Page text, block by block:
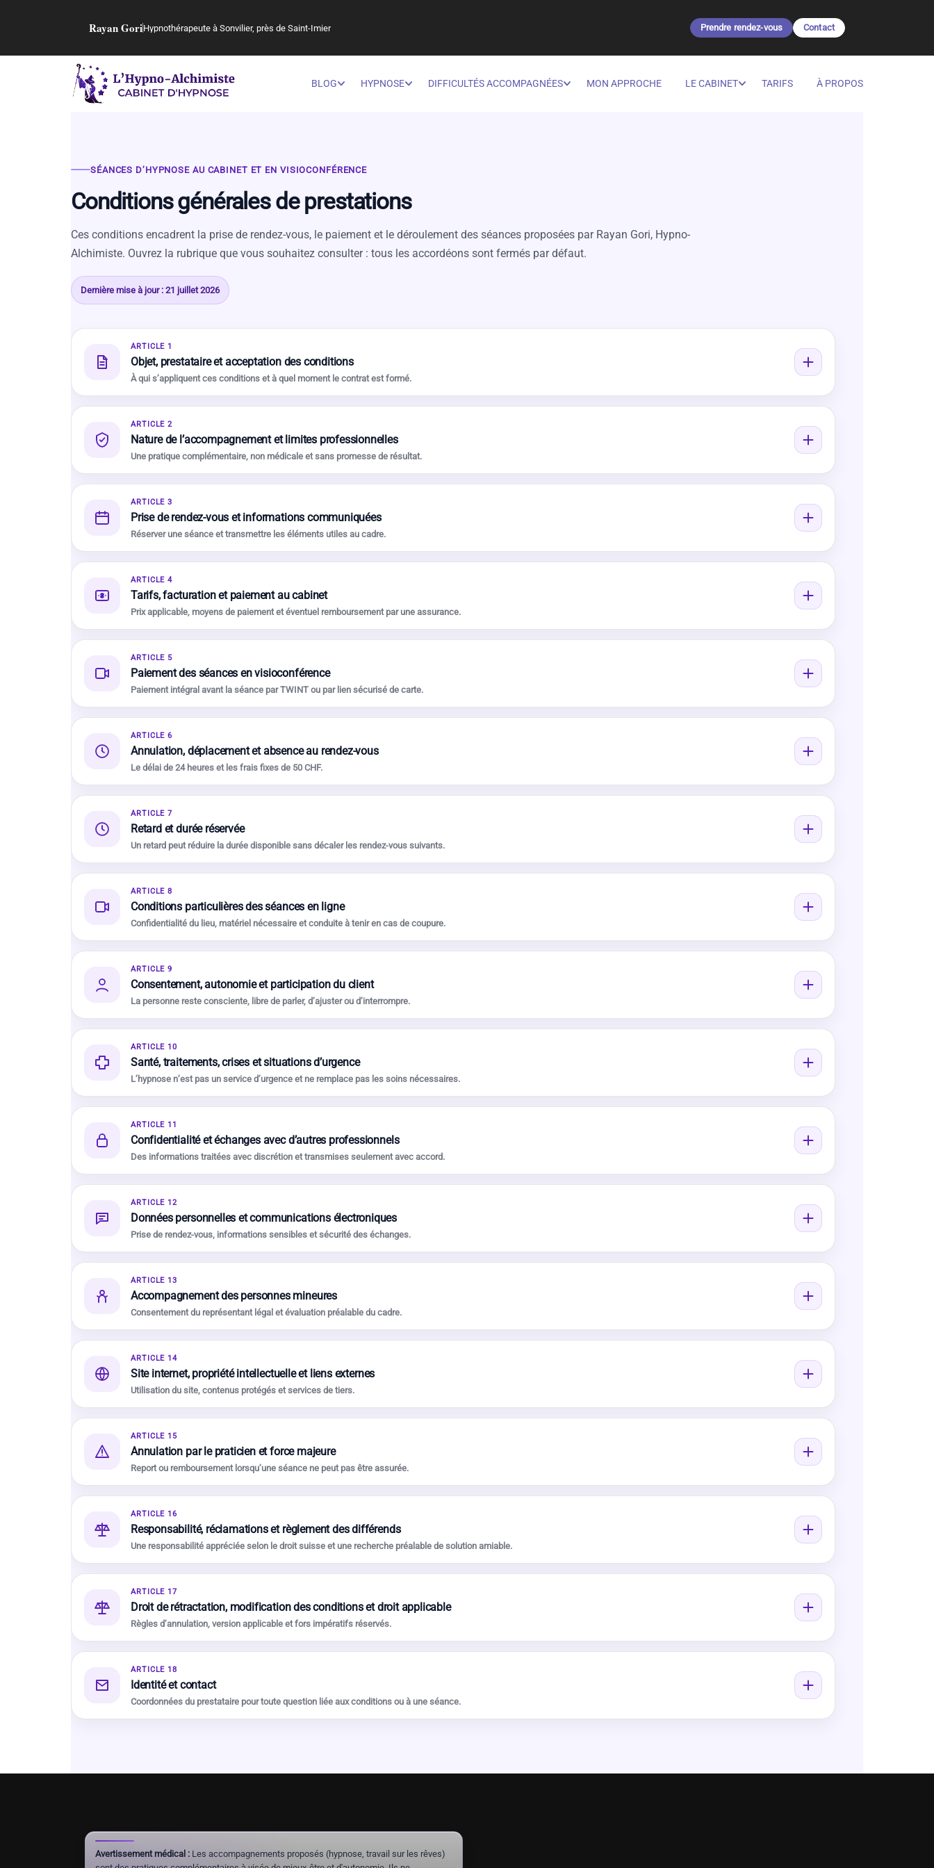
Rayan GoriHypnothérapeute à Sonvilier, près de Saint-Imier Prendre rendez-vous Contact
BLOG HYPNOSE DIFFICULTÉS ACCOMPAGNÉES MON APPROCHE LE CABINET TARIFS À PROPOS
SÉANCES D’HYPNOSE AU CABINET ET EN VISIOCONFÉRENCE
Conditions générales de prestations
Ces conditions encadrent la prise de rendez-vous, le paiement et le déroulement des séances proposées par Rayan Gori, Hypno-
Alchimiste. Ouvrez la rubrique que vous souhaitez consulter : tous les accordéons sont fermés par défaut.
Dernière mise à jour : 21 juillet 2026
ARTICLE 1
Objet, prestataire et acceptation des conditions
À qui s’appliquent ces conditions et à quel moment le contrat est formé.
ARTICLE 2
Nature de l’accompagnement et limites professionnelles
Une pratique complémentaire, non médicale et sans promesse de résultat.
ARTICLE 3
Prise de rendez-vous et informations communiquées
Réserver une séance et transmettre les éléments utiles au cadre.
ARTICLE 4
Tarifs, facturation et paiement au cabinet
Prix applicable, moyens de paiement et éventuel remboursement par une assurance.
ARTICLE 5
Paiement des séances en visioconférence
Paiement intégral avant la séance par TWINT ou par lien sécurisé de carte.
ARTICLE 6
Annulation, déplacement et absence au rendez-vous
Le délai de 24 heures et les frais fixes de 50 CHF.
ARTICLE 7
Retard et durée réservée
Un retard peut réduire la durée disponible sans décaler les rendez-vous suivants.
ARTICLE 8
Conditions particulières des séances en ligne
Confidentialité du lieu, matériel nécessaire et conduite à tenir en cas de coupure.
ARTICLE 9
Consentement, autonomie et participation du client
La personne reste consciente, libre de parler, d’ajuster ou d’interrompre.
ARTICLE 10
Santé, traitements, crises et situations d’urgence
L’hypnose n’est pas un service d’urgence et ne remplace pas les soins nécessaires.
ARTICLE 11
Confidentialité et échanges avec d’autres professionnels
Des informations traitées avec discrétion et transmises seulement avec accord.
ARTICLE 12
Données personnelles et communications électroniques
Prise de rendez-vous, informations sensibles et sécurité des échanges.
ARTICLE 13
Accompagnement des personnes mineures
Consentement du représentant légal et évaluation préalable du cadre.
ARTICLE 14
Site internet, propriété intellectuelle et liens externes
Utilisation du site, contenus protégés et services de tiers.
ARTICLE 15
Annulation par le praticien et force majeure
Report ou remboursement lorsqu’une séance ne peut pas être assurée.
ARTICLE 16
Responsabilité, réclamations et règlement des différends
Une responsabilité appréciée selon le droit suisse et une recherche préalable de solution amiable.
ARTICLE 17
Droit de rétractation, modification des conditions et droit applicable
Règles d’annulation, version applicable et fors impératifs réservés.
ARTICLE 18
Identité et contact
Coordonnées du prestataire pour toute question liée aux conditions ou à une séance.
Avertissement médical : Les accompagnements proposés (hypnose, travail sur les rêves)